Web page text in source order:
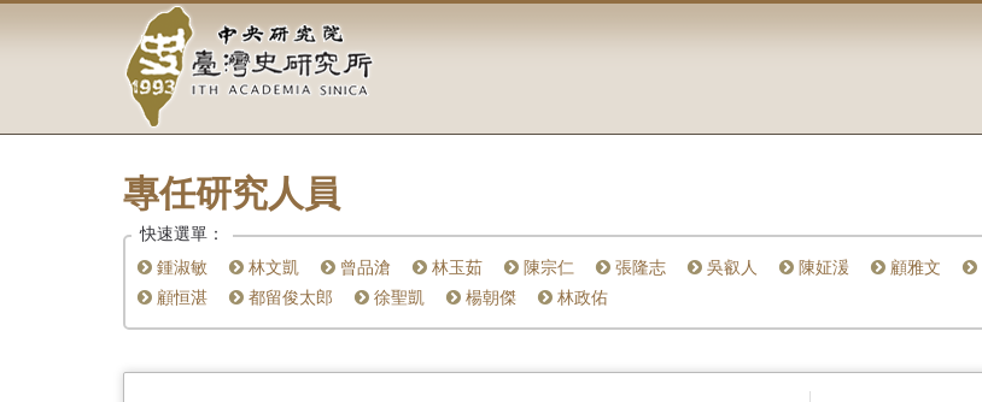
容
中
央
研
究
院-
臺
灣
專任研究人員
快速選單：
鍾淑敏
林文凱 曾品滄 林玉茹 陳宗仁 張隆志 吳叡人 陳姃湲 顧雅文
顧恒湛
都留俊太郎 徐聖凱 楊朝傑 林政佑